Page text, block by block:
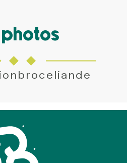
photos